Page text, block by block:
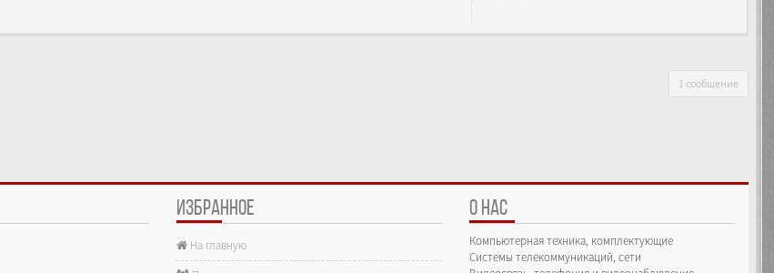
1 сообщение
ИЗБРАННОЕ
На главную
О НАС
Компьютерная техника, комплектующие
Системы телекоммуникаций, сети